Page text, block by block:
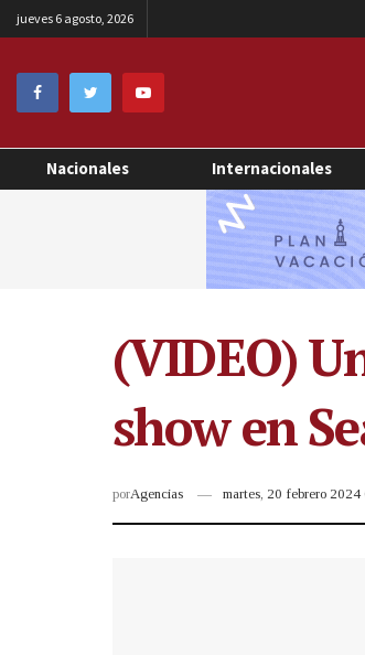
jueves 6 agosto, 2026
Nacionales Internacionales
(VIDEO)
show en
porAgencias martes, 20 febrero